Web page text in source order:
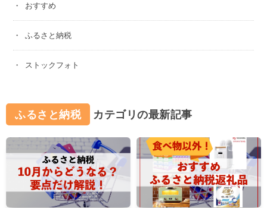
おすすめ
ふるさと納税
ストックフォト
ふるさと納税 カテゴリの最新記事